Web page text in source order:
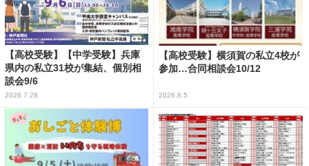
【高校受験】【中学受験】兵庫
県内の私立31校が集結、個別相
談会9/6
2026.7.28
【高校受験】横須賀の私立4校が
参加…合同相談会10/12
2026.8.5